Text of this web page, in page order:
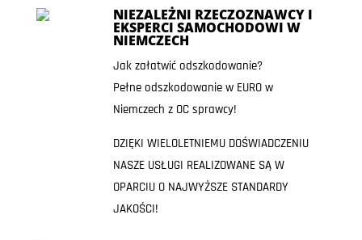
NIEZALEŻNI RZECZOZNAWCY I
EKSPERCI SAMOCHODOWI W
NIEMCZECH
Jak załatwić odszkodowanie?
Pełne odszkodowanie w EURO w
Niemczech z OC sprawcy!
DZIĘKI WIELOLETNIEMU DOŚWIADCZENIU
NASZE USŁUGI REALIZOWANE SĄ W
OPARCIU O NAJWYŻSZE STANDARDY
JAKOŚCI!